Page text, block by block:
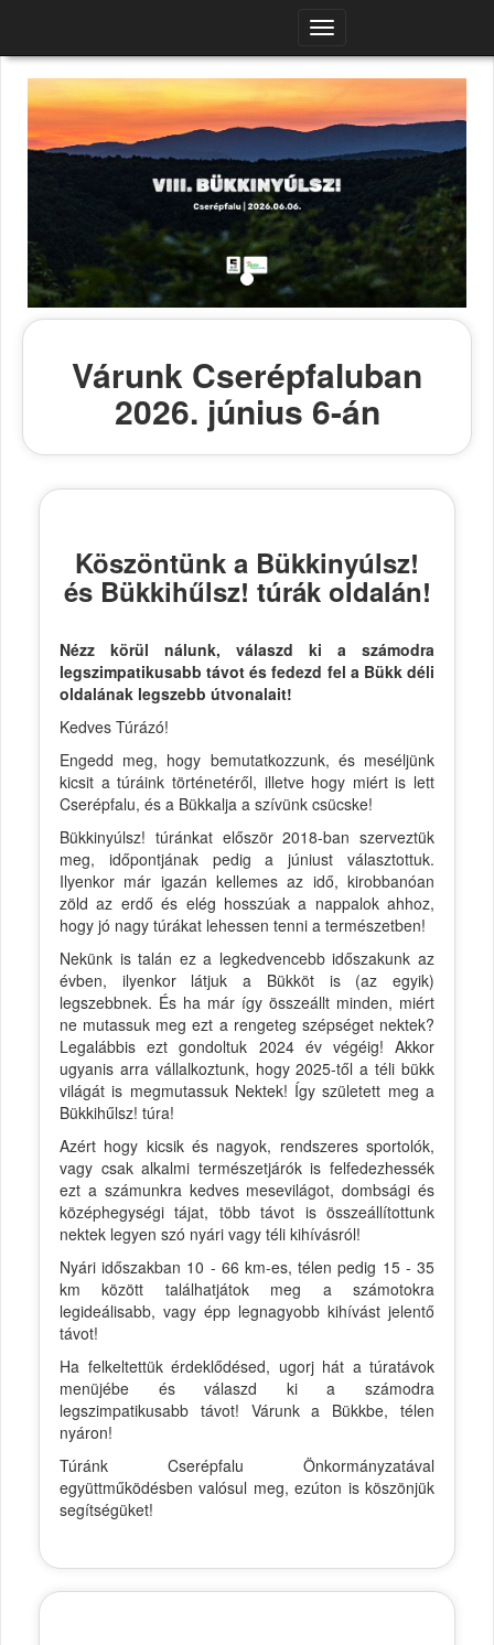
Navigációs
menü
Várunk Cserépfaluban
2026. június 6-án
Köszöntünk a Bükkinyúlsz!
és Bükkihűlsz! túrák oldalán!
Nézz körül nálunk, válaszd ki a számodra
legszimpatikusabb távot és fedezd fel a Bükk déli
oldalának legszebb útvonalait!
Kedves Túrázó!
Engedd meg, hogy bemutatkozzunk, és meséljünk
kicsit a túráink történetéről, illetve hogy miért is lett
Cserépfalu, és a Bükkalja a szívünk csücske!
Bükkinyúlsz! túránkat először 2018-ban szerveztük
meg, időpontjának pedig a júniust választottuk.
Ilyenkor már igazán kellemes az idő, kirobbanóan
zöld az erdő és elég hosszúak a nappalok ahhoz,
hogy jó nagy túrákat lehessen tenni a természetben!
Nekünk is talán ez a legkedvencebb időszakunk az
évben, ilyenkor látjuk a Bükköt is (az egyik)
legszebbnek. És ha már így összeállt minden, miért
ne mutassuk meg ezt a rengeteg szépséget nektek?
Legalábbis ezt gondoltuk 2024 év végéig! Akkor
ugyanis arra vállalkoztunk, hogy 2025-től a téli bükk
világát is megmutassuk Nektek! Így született meg a
Bükkihűlsz! túra!
Azért hogy kicsik és nagyok, rendszeres sportolók,
vagy csak alkalmi természetjárók is felfedezhessék
ezt a számunkra kedves mesevilágot, dombsági és
középhegységi tájat, több távot is összeállítottunk
nektek legyen szó nyári vagy téli kihívásról!
Nyári időszakban 10 - 66 km-es, télen pedig 15 - 35
km között találhatjátok meg a számotokra
legideálisabb, vagy épp legnagyobb kihívást jelentő
távot!
Ha felkeltettük érdeklődésed, ugorj hát a túratávok
menüjébe és válaszd ki a számodra
legszimpatikusabb távot! Várunk a Bükkbe, télen
nyáron!
Túránk Cserépfalu Önkormányzatával
együttműködésben valósul meg, ezúton is köszönjük
segítségüket!